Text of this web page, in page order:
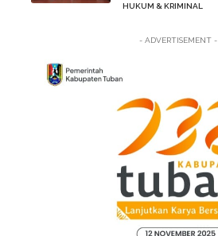
HUKUM & KRIMINAL
- ADVERTISEMENT -